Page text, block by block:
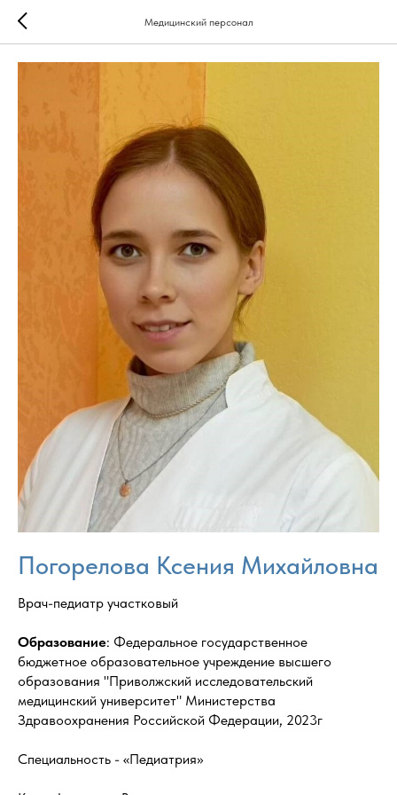
Медицинский персонал
Погорелова Ксения Михайловна
Врач-педиатр участковый
Образование: Федеральное государственное
бюджетное образовательное учреждение высшего
образования "Приволжский исследовательский
медицинский университет" Министерства
Здравоохранения Российской Федерации, 2023г
Специальность - «Педиатрия»